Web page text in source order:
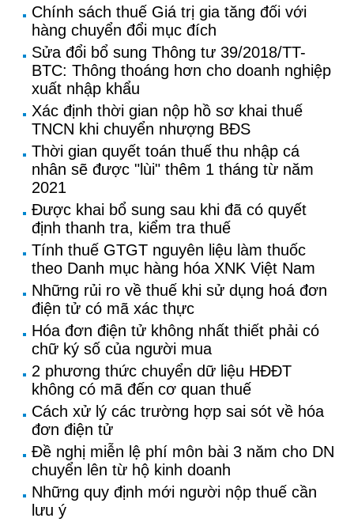
Chính sách thuế Giá trị gia tăng đối với
hàng chuyển đổi mục đích
Sửa đổi bổ sung Thông tư 39/2018/TT-
BTC: Thông thoáng hơn cho doanh nghiệp
xuất nhập khẩu
Xác định thời gian nộp hồ sơ khai thuế
TNCN khi chuyển nhượng BĐS
Thời gian quyết toán thuế thu nhập cá
nhân sẽ được "lùi" thêm 1 tháng từ năm
2021
Được khai bổ sung sau khi đã có quyết
định thanh tra, kiểm tra thuế
Tính thuế GTGT nguyên liệu làm thuốc
theo Danh mục hàng hóa XNK Việt Nam
Những rủi ro về thuế khi sử dụng hoá đơn
điện tử có mã xác thực
Hóa đơn điện tử không nhất thiết phải có
chữ ký số của người mua
2 phương thức chuyển dữ liệu HĐĐT
không có mã đến cơ quan thuế
Cách xử lý các trường hợp sai sót về hóa
đơn điện tử
Đề nghị miễn lệ phí môn bài 3 năm cho DN
chuyển lên từ hộ kinh doanh
Những quy định mới người nộp thuế cần
lưu ý